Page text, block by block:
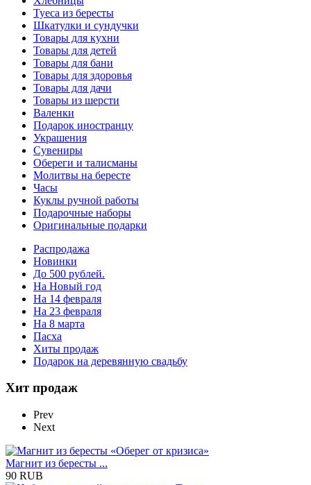
Туеса из бересты
Шкатулки и сундучки
Товары для кухни
Товары для детей
Товары для бани
Товары для здоровья
Товары для дачи
Товары из шерсти
Валенки
Подарок иностранцу
Украшения
Сувениры
Обереги и талисманы
Молитвы на бересте
Часы
Куклы ручной работы
Подарочные наборы
Оригинальные подарки
Распродажа
Новинки
До 500 рублей.
На Новый год
На 14 февраля
На 23 февраля
На 8 марта
Пасха
Хиты продаж
Подарок на деревянную свадьбу
Хит продаж
Prev
Next
Магнит из бересты ...
90 RUB